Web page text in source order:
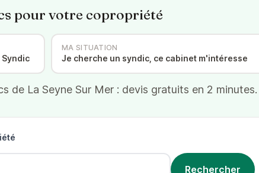
pour votre copropriété
MA SITUATION
Je cherche un syndic, ce cabinet m'intéresse
de La Seyne Sur Mer : devis gratuits en 2 minutes.